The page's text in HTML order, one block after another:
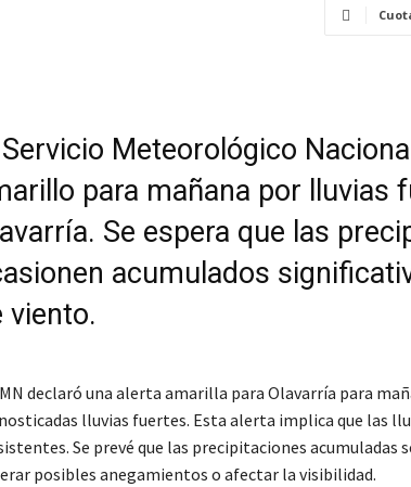
Servicio Meteorológico
para mañana por lluvias
Se espera que las
acumulados
viento.
declaró una alerta amarilla para Olavarría para
lluvias fuertes. Esta alerta implica que las
Se prevé que las precipitaciones acumuladas
posibles anegamientos o afectar la visibilidad.